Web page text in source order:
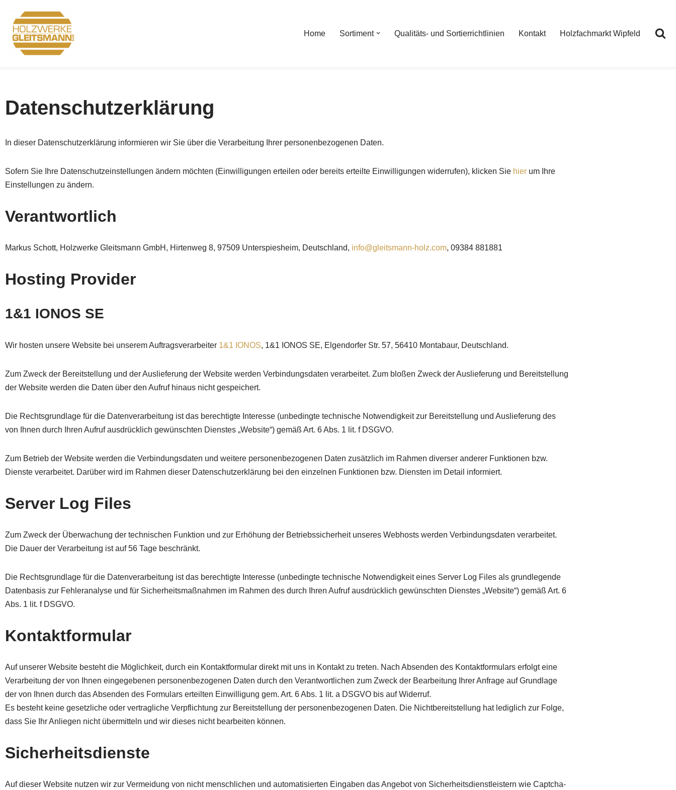
Zum
Inhalt
springen
Home Sortiment Qualitäts- und Sortierrichtlinien Kontakt Holzfachmarkt Wipfeld
Datenschutzerklärung
In dieser Datenschutzerklärung informieren wir Sie über die Verarbeitung Ihrer personenbezogenen Daten.
Sofern Sie Ihre Datenschutzeinstellungen ändern möchten (Einwilligungen erteilen oder bereits erteilte Einwilligungen widerrufen), klicken Sie hier um Ihre
Einstellungen zu ändern.
Verantwortlich
Markus Schott, Holzwerke Gleitsmann GmbH, Hirtenweg 8, 97509 Unterspiesheim, Deutschland, info@gleitsmann-holz.com, 09384 881881
Hosting Provider
1&1 IONOS SE
Wir hosten unsere Website bei unserem Auftragsverarbeiter 1&1 IONOS, 1&1 IONOS SE, Elgendorfer Str. 57, 56410 Montabaur, Deutschland.
Zum Zweck der Bereitstellung und der Auslieferung der Website werden Verbindungsdaten verarbeitet. Zum bloßen Zweck der Auslieferung und Bereitstellung
der Website werden die Daten über den Aufruf hinaus nicht gespeichert.
Die Rechtsgrundlage für die Datenverarbeitung ist das berechtigte Interesse (unbedingte technische Notwendigkeit zur Bereitstellung und Auslieferung des
von Ihnen durch Ihren Aufruf ausdrücklich gewünschten Dienstes „Website“) gemäß Art. 6 Abs. 1 lit. f DSGVO.
Zum Betrieb der Website werden die Verbindungsdaten und weitere personenbezogenen Daten zusätzlich im Rahmen diverser anderer Funktionen bzw.
Dienste verarbeitet. Darüber wird im Rahmen dieser Datenschutzerklärung bei den einzelnen Funktionen bzw. Diensten im Detail informiert.
Server Log Files
Zum Zweck der Überwachung der technischen Funktion und zur Erhöhung der Betriebssicherheit unseres Webhosts werden Verbindungsdaten verarbeitet.
Die Dauer der Verarbeitung ist auf 56 Tage beschränkt.
Die Rechtsgrundlage für die Datenverarbeitung ist das berechtigte Interesse (unbedingte technische Notwendigkeit eines Server Log Files als grundlegende
Datenbasis zur Fehleranalyse und für Sicherheitsmaßnahmen im Rahmen des durch Ihren Aufruf ausdrücklich gewünschten Dienstes „Website“) gemäß Art. 6
Abs. 1 lit. f DSGVO.
Kontaktformular
Auf unserer Website besteht die Möglichkeit, durch ein Kontaktformular direkt mit uns in Kontakt zu treten. Nach Absenden des Kontaktformulars erfolgt eine
Verarbeitung der von Ihnen eingegebenen personenbezogenen Daten durch den Verantwortlichen zum Zweck der Bearbeitung Ihrer Anfrage auf Grundlage
der von Ihnen durch das Absenden des Formulars erteilten Einwilligung gem. Art. 6 Abs. 1 lit. a DSGVO bis auf Widerruf.
Es besteht keine gesetzliche oder vertragliche Verpflichtung zur Bereitstellung der personenbezogenen Daten. Die Nichtbereitstellung hat lediglich zur Folge,
dass Sie Ihr Anliegen nicht übermitteln und wir dieses nicht bearbeiten können.
Sicherheitsdienste
Auf dieser Website nutzen wir zur Vermeidung von nicht menschlichen und automatisierten Eingaben das Angebot von Sicherheitsdienstleistern wie Captcha-